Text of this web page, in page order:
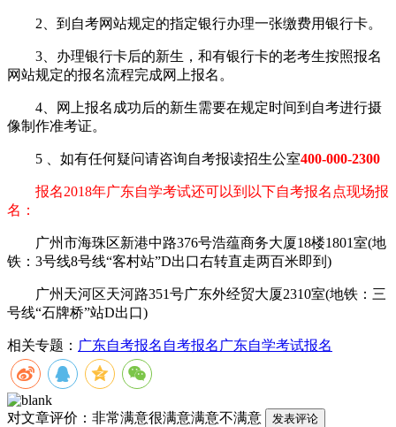
2、到自考网站规定的指定银行办理一张缴费用银行卡。
3、办理银行卡后的新生，和有银行卡的老考生按照报名
网站规定的报名流程完成网上报名。
4、网上报名成功后的新生需要在规定时间到自考进行摄
像制作准考证。
5 、如有任何疑问请咨询自考报读招生公室400-000-2300
报名2018年广东自学考试还可以到以下自考报名点现场报
名：
广州市海珠区新港中路376号浩蕴商务大厦18楼1801室(地
铁：3号线8号线“客村站”D出口右转直走两百米即到)
广州天河区天河路351号广东外经贸大厦2310室(地铁：三
号线“石牌桥”站D出口)
相关专题： 广东自考报名 自考报名 广东自学考试报名
对文章评价： 非常满意很满意满意不满意